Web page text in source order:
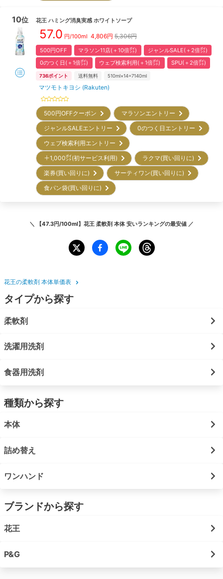
10位 花王 ハミング消臭実感 ホワイトソープ
57.0 円/100ml 4,806円 5,306円
500円OFF マラソン11店(＋10倍㌽)
ジャンルSALE(＋2倍㌽)
0のつく日(＋1倍㌽)
ウェブ検索利用(＋1倍㌽) SPU(＋2倍㌽)
736ポイント 送料無料 510ml×14=7140ml
マツモトキヨシ (Rakuten)
500円OFFクーポン
マラソンエントリー
ジャンルSALEエントリー
0のつく日エントリー
ウェブ検索利用エントリー
＋1,000㌽(初サービス利用)
ラクマ(買い回りに)
楽券(買い回りに)
サーティワン(買い回りに)
食パン袋(買い回りに)
＼ 【47.3円/100ml】花王 柔軟剤 本体 安いランキングの最安値 ／
花王の柔軟剤 本体単価表
タイプから探す
柔軟剤
洗濯用洗剤
食器用洗剤
種類から探す
本体
詰め替え
ワンハンド
ブランドから探す
花王
P&G